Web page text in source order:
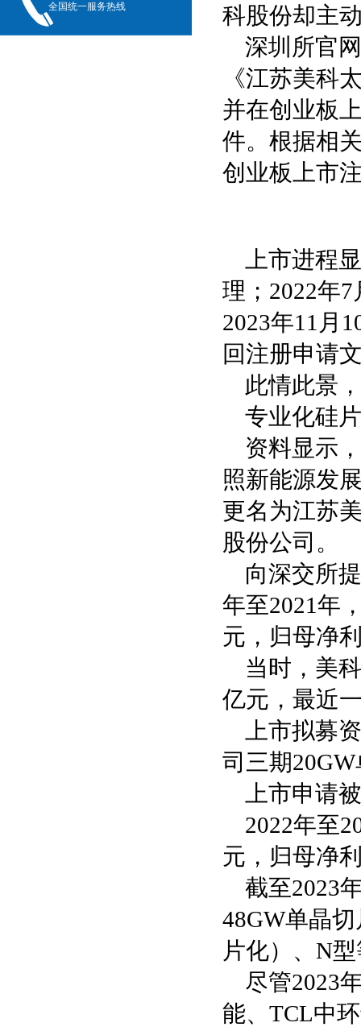
全国统一服务热线
科股份却主
深圳所官
《江苏美科
并在创业板
件。根据相
创业板上市
上市进程
理；2022年
2023年11月
回注册申请
此情此景
专业化硅
资料显示
照新能源发
更名为江苏
股份公司。
向深交所
年至2021年
元，归母净
当时，美
亿元，最近
上市拟募
司三期
上市申请
2022年至
元，归母净
截至2023
48GW单晶
片化）、N
尽管2023
能、TCL中